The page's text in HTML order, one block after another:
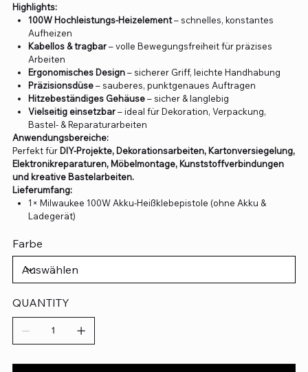
Highlights:
100W Hochleistungs-Heizelement– schnelles, konstantes
Aufheizen
Kabellos & tragbar– volle Bewegungsfreiheit für präzises
Arbeiten
Ergonomisches Design– sicherer Griff, leichte Handhabung
Präzisionsdüse– sauberes, punktgenaues Auftragen
Hitzebeständiges Gehäuse– sicher & langlebig
Vielseitig einsetzbar– ideal für Dekoration, Verpackung,
Bastel- & Reparaturarbeiten
Anwendungsbereiche:
Perfekt für DIY-Projekte, Dekorationsarbeiten, Kartonversiegelung,
Elektronikreparaturen, Möbelmontage, Kunststoffverbindungen
und kreative Bastelarbeiten.
Lieferumfang:
1× Milwaukee 100W Akku-Heißklebepistole (ohne Akku &
Ladegerät)
Farbe
QUANTITY